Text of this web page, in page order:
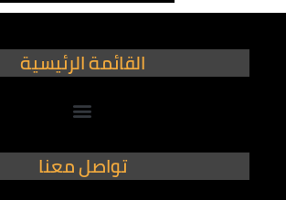
القائمة الرئيسية
تواصل معنا